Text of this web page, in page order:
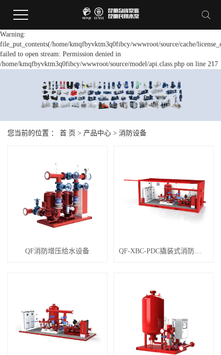
Warning:
file_put_contents(/home/kmqfbyvktm3q0fibcy/wwwroot/source/cache/
failed to open stream: Permission denied in
/home/kmqfbyvktm3q0fibcy/wwwroot/source/model/api.class.php on line 217
您当前的位置 ： 首 页 > 产品中心 > 消防设备
QF消防增压给水设备